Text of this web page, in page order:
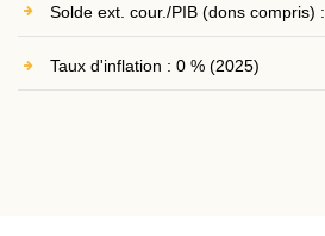
Solde ext. cour./PIB (dons compris) :
Taux d'inflation : 0 % (2025)